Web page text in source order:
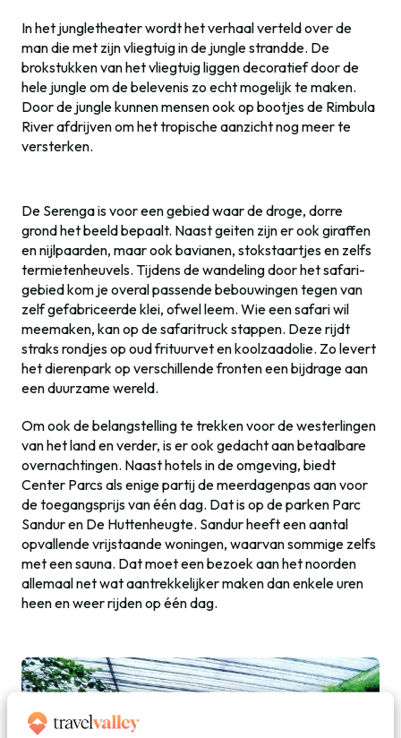
In het jungletheater wordt het verhaal verteld over de
man die met zijn vliegtuig in de jungle strandde. De
brokstukken van het vliegtuig liggen decoratief door de
hele jungle om de belevenis zo echt mogelijk te maken.
Door de jungle kunnen mensen ook op bootjes de Rimbula
River afdrijven om het tropische aanzicht nog meer te
versterken.
De Serenga is voor een gebied waar de droge, dorre
grond het beeld bepaalt. Naast geiten zijn er ook giraffen
en nijlpaarden, maar ook bavianen, stokstaartjes en zelfs
termietenheuvels. Tijdens de wandeling door het safari-
gebied kom je overal passende bebouwingen tegen van
zelf gefabriceerde klei, ofwel leem. Wie een safari wil
meemaken, kan op de safaritruck stappen. Deze rijdt
straks rondjes op oud frituurvet en koolzaadolie. Zo levert
het dierenpark op verschillende fronten een bijdrage aan
een duurzame wereld.
Om ook de belangstelling te trekken voor de westerlingen
van het land en verder, is er ook gedacht aan betaalbare
overnachtingen. Naast hotels in de omgeving, biedt
Center Parcs als enige partij de meerdagenpas aan voor
de toegangsprijs van één dag. Dat is op de parken Parc
Sandur en De Huttenheugte. Sandur heeft een aantal
opvallende vrijstaande woningen, waarvan sommige zelfs
met een sauna. Dat moet een bezoek aan het noorden
allemaal net wat aantrekkelijker maken dan enkele uren
heen en weer rijden op één dag.